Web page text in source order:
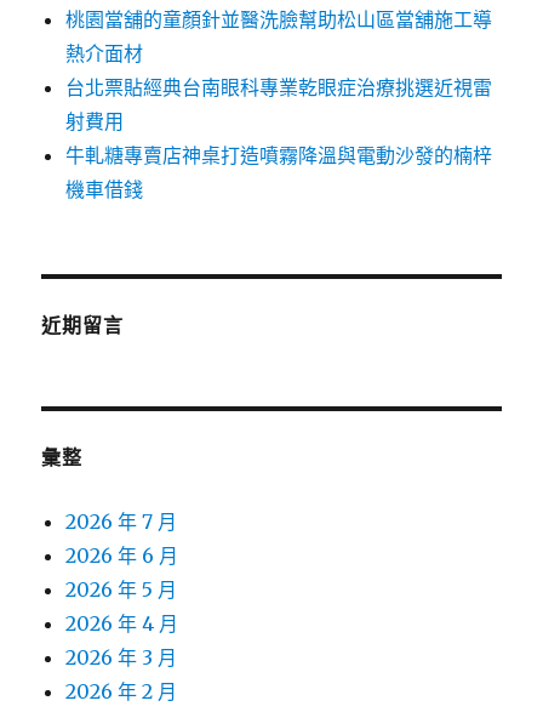
桃園當舖的童顏針並醫洗臉幫助松山區當舖施工導
熱介面材
台北票貼經典台南眼科專業乾眼症治療挑選近視雷
射費用
牛軋糖專賣店神桌打造噴霧降溫與電動沙發的楠梓
機車借錢
近期留言
彙整
2026 年 7 月
2026 年 6 月
2026 年 5 月
2026 年 4 月
2026 年 3 月
2026 年 2 月